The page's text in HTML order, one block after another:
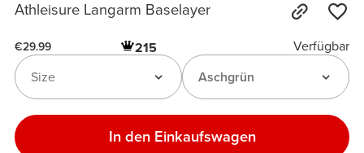
Athleisure Langarm Baselayer
€29.99 215
Verfügbar
Aschgrün
Size
In den Einkaufswagen